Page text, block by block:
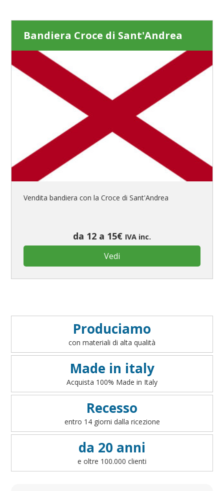
Bandiera Croce di Sant'Andrea
Vendita bandiera con la Croce di Sant'Andrea
da 12 a 15€ IVA inc.
Vedi
Produciamo
con materiali di alta qualità
Made in italy
Acquista 100% Made in Italy
Recesso
entro 14 giorni dalla ricezione
da 20 anni
e oltre 100.000 clienti